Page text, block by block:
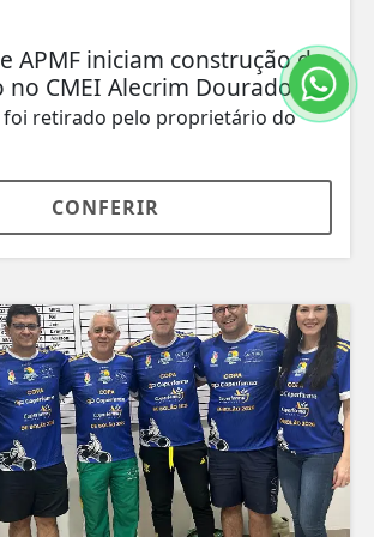
APMF iniciam construção de
CMEI Alecrim Dourado
retirado pelo proprietário do
CONFERIR